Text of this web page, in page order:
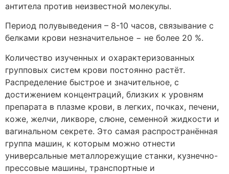
антитела против неизвестной молекулы.
Период полувыведения – 8-10 часов, связывание с
белками крови незначительное − не более 20 %.
Количество изученных и охарактеризованных
групповых систем крови постоянно растёт.
Распределение быстрое и значительное, с
достижением концентраций, близких к уровням
препарата в плазме крови, в легких, почках, печени,
коже, желчи, ликворе, слюне, семенной жидкости и
вагинальном секрете. Это самая распространённая
группа машин, к которым можно отнести
универсальные металлорежущие станки, кузнечно-
прессовые машины, транспортные и